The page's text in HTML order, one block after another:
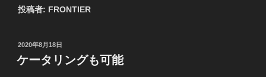
投稿者: FRONTIER
投
稿
日:
2020年8月18日
ケータリングも可能